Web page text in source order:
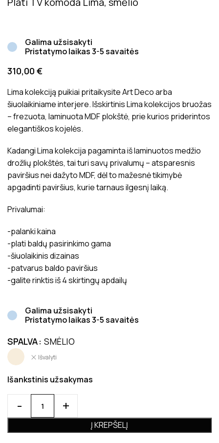
Galima užsisakyti
Pristatymo laikas 3-5 savaitės
310,00 €
Lima kolekciją puikiai pritaikysite Art Deco arba
šiuolaikiniame interjere. Išskirtinis Lima kolekcijos bruožas
– frezuota, laminuota MDF plokštė, prie kurios priderintos
elegantiškos kojelės.
Kadangi Lima kolekcija pagaminta iš laminuotos medžio
drožlių plokštės, tai turi savų privalumų – atsparesnis
paviršius nei dažyto MDF, dėl to mažesnė tikimybė
apgadinti paviršius, kurie tarnaus ilgesnį laiką.
Privalumai:
-palanki kaina
-plati baldų pasirinkimo gama
-šiuolaikinis dizainas
-patvarus baldo paviršius
-galite rinktis iš 4 skirtingų apdailų
Galima užsisakyti
Pristatymo laikas 3-5 savaitės
SPALVA SMĖLIO
Išvalyti
Išankstinis užsakymas
Į KREPŠELĮ